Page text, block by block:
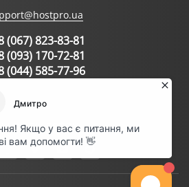
(067) 823-83-81
(093) 170-72-81
(044) 585-77-96
в соц.сетях: